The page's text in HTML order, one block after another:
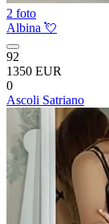
2 foto
Albina 💘
92
1350 EUR
0
Ascoli Satriano